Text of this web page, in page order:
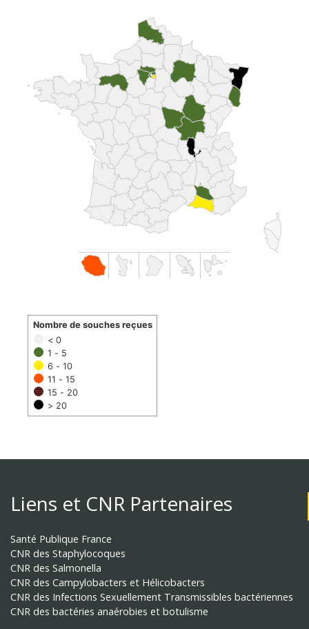
< 0
1 - 5
6 - 10
11 - 15
15 - 20
> 20
Nombre de souches reçues
Liens et CNR Partenaires
Santé Publique France
CNR des Staphylocoques
CNR des Salmonella
CNR des Campylobacters et Hélicobacters
CNR des Infections Sexuellement Transmissibles bactériennes
CNR des bactéries anaérobies et botulisme